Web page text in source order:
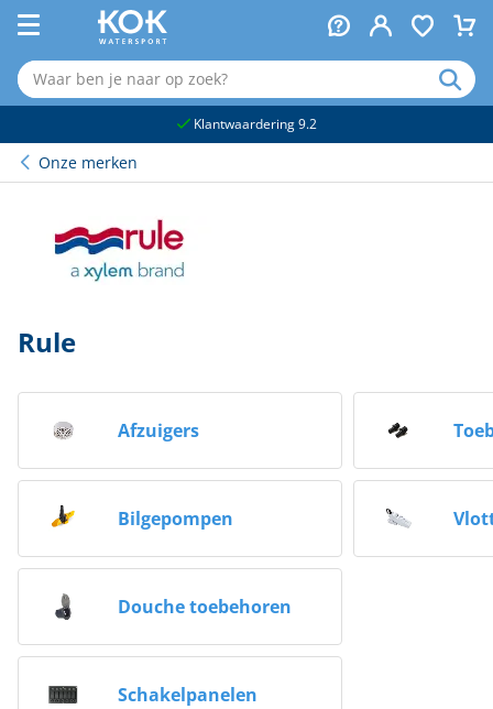
Klantwaardering 9.2
Onze merken
Rule
Afzuigers
Bilgepompen
Douche toebehoren
Schakelpanelen